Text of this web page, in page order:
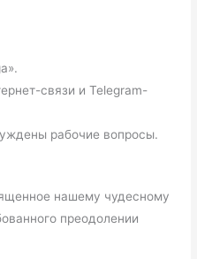
связи и Telegram-
рабочие вопросы.
нашему чудесному
преодолении